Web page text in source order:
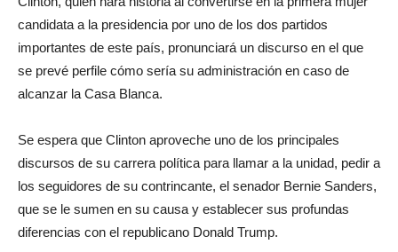
candidata a la presidencia por uno de los dos partidos
importantes de este país, pronunciará un discurso en el que
se prevé perfile cómo sería su administración en caso de
alcanzar la Casa Blanca.
Se espera que Clinton aproveche uno de los principales
discursos de su carrera política para llamar a la unidad, pedir a
los seguidores de su contrincante, el senador Bernie Sanders,
que se le sumen en su causa y establecer sus profundas
diferencias con el republicano Donald Trump.